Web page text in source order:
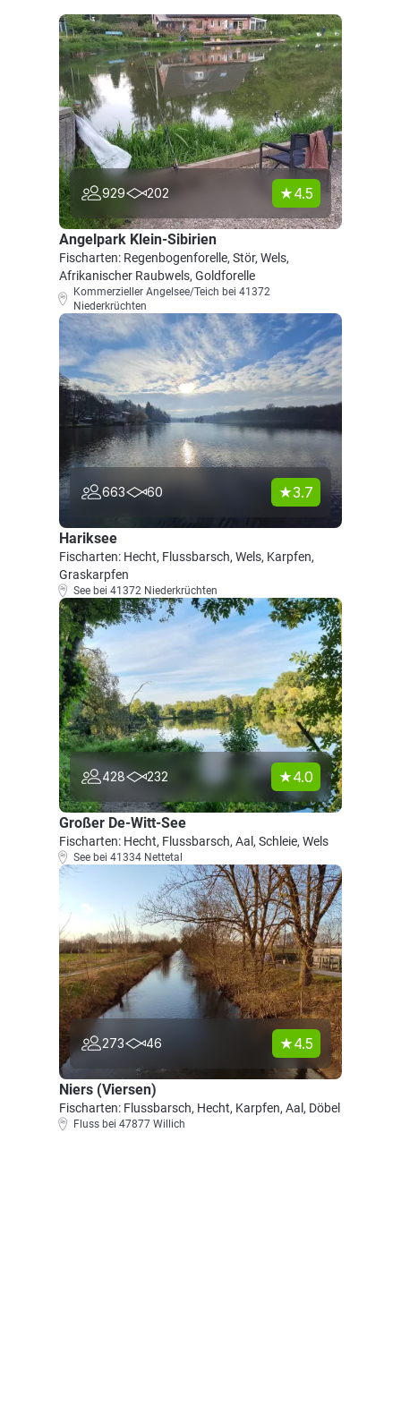
929 202 4.5
Angelpark Klein-Sibirien
Fischarten: Regenbogenforelle, Stör, Wels,
Afrikanischer Raubwels, Goldforelle
Kommerzieller Angelsee/Teich bei 41372
Niederkrüchten
663 60 3.7
Hariksee
Fischarten: Hecht, Flussbarsch, Wels, Karpfen,
Graskarpfen
See bei 41372 Niederkrüchten
428 232 4.0
Großer De-Witt-See
Fischarten: Hecht, Flussbarsch, Aal, Schleie, Wels
See bei 41334 Nettetal
273 46 4.5
Niers (Viersen)
Fischarten: Flussbarsch, Hecht, Karpfen, Aal, Döbel
Fluss bei 47877 Willich